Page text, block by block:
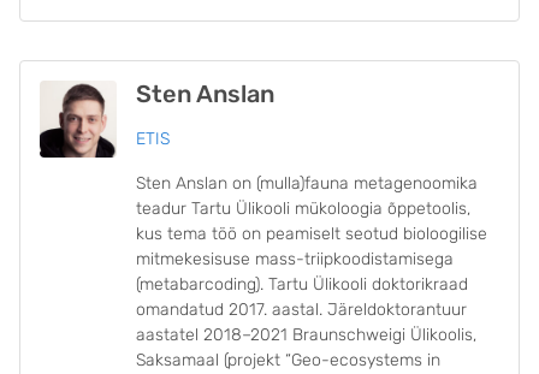
Sten Anslan
ETIS
Sten Anslan on (mulla)fauna metagenoomika
teadur Tartu Ülikooli mükoloogia õppetoolis,
kus tema töö on peamiselt seotud bioloogilise
mitmekesisuse mass-triipkoodistamisega
(metabarcoding). Tartu Ülikooli doktorikraad
omandatud 2017. aastal. Järeldoktorantuur
aastatel 2018–2021 Braunschweigi Ülikoolis,
Saksamaal (projekt “Geo-ecosystems in